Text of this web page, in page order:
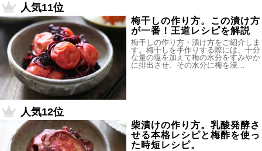
人気11位
梅干しの作り方。この漬け方
が一番！王道レシピを解説
梅干しの作り方・漬け方をご紹介しま
す。梅干しを手作りする際には、十分
な量の塩を加えて梅の水分をすみやか
に排出させ、その水分に梅を浸…
人気12位
柴漬けの作り方。乳酸発酵さ
せる本格レシピと梅酢を使っ
た時短レシピ。